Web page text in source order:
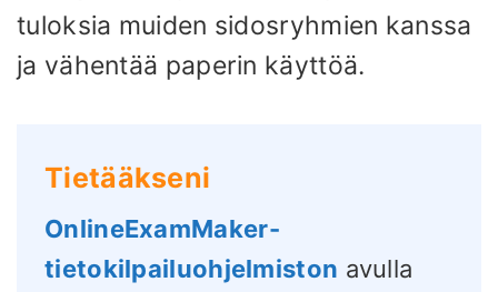
tuloksia muiden sidosryhmien kanssa
ja vähentää paperin käyttöä.
Tietääkseni
OnlineExamMaker-
tietokilpailuohjelmiston avulla